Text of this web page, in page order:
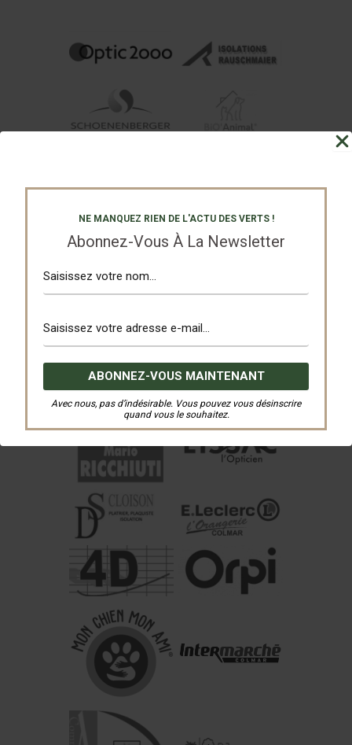
NE MANQUEZ RIEN DE L'ACTU DES VERTS !
Abonnez-Vous À La Newsletter
Avec nous, pas d’indésirable. Vous pouvez vous désinscrire
quand vous le souhaitez.